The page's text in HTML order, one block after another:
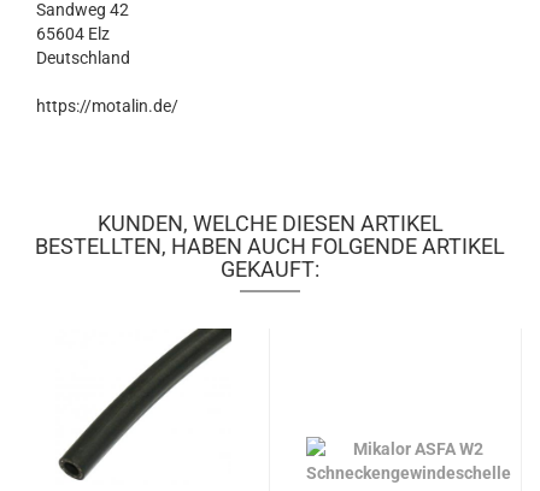
Sandweg 42
65604 Elz
Deutschland
https://motalin.de/
KUNDEN, WELCHE DIESEN ARTIKEL
BESTELLTEN, HABEN AUCH FOLGENDE ARTIKEL
GEKAUFT: